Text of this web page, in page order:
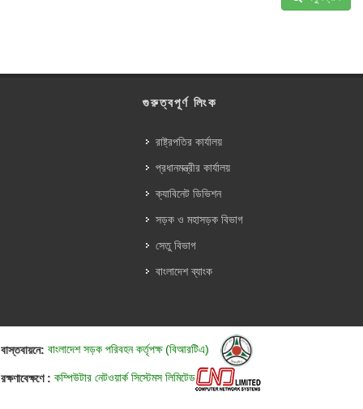
গুরুত্বপূর্ণ লিংক
রাষ্ট্রপতির কার্যালয়
প্রধানমন্ত্রীর কার্যালয়
ক্যাবিনেট ডিভিশন
সড়ক ও মহাসড়ক বিভাগ
সেতু বিভাগ
বাংলাদেশ ব্যাংক
বাস্তবায়নে: বাংলাদেশ সড়ক পরিবহন কর্তৃপক্ষ (বিআরটিএ)
রক্ষণাবেক্ষণে : কম্পিউটার নেটওয়ার্ক সিস্টেমস লিমিটেড